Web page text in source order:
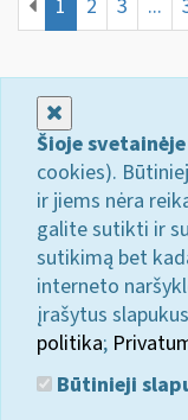
1 2 3 ...
Šioje
cookies).
ir jiems nėra
galite sutikti ir
sutikimą bet
interneto
įrašytus
politika;
Būtinieji